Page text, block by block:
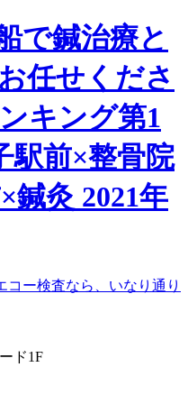
で鍼治療と
任せくださ
キング第1
駅前×整骨院
鍼灸 2021年
ド1F